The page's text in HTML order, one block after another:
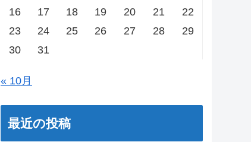
16
17 18 19 20 21
22
23
24 25 26 27 28
29
30
31
« 10月
最近の投稿